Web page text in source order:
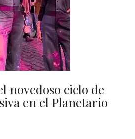
novedoso ciclo de
en el Planetario